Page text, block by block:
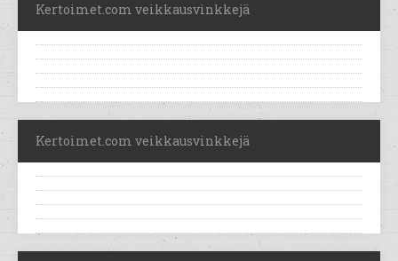
Kertoimet.com veikkausvinkkejä
Kertoimet.com veikkausvinkkejä